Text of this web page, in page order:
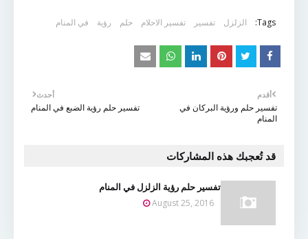
Tags: الزلزل تفسير تفسير الاحلام حلم رؤية في المنام
أحدث
تفسير حلم رؤية الضبع في المنام
أقدم
تفسير حلم ورؤية البركان في
المنام
قد تُعجبك هذه المشاركات
تفسير حلم رؤية الزلزل في المنام
August 25, 2016